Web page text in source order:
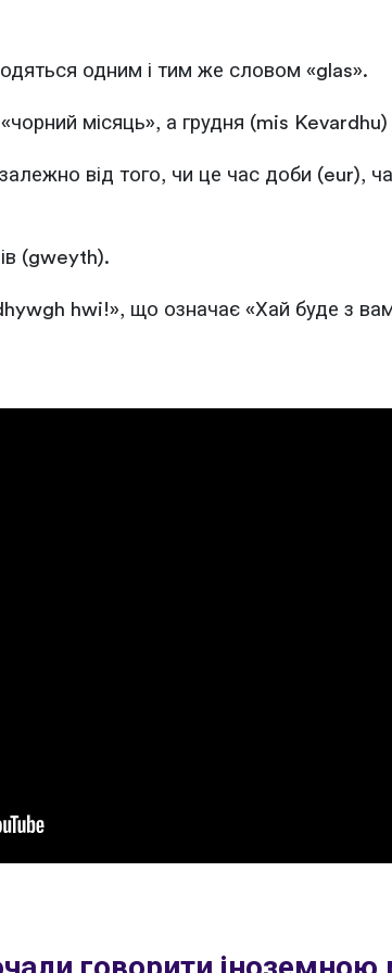
одним і тим же словом «glas».
місяць», а грудня (mis
від того, чи це час доби (eur),
(gweyth).
hwi!», що означає «Хай буде з